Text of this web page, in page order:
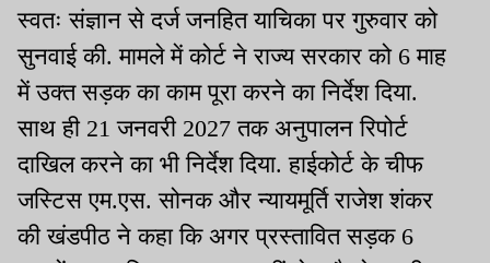
स्वतः संज्ञान से दर्ज जनहित याचिका पर गुरुवार को
सुनवाई की. मामले में कोर्ट ने राज्य सरकार को 6 माह
में उक्त सड़क का काम पूरा करने का निर्देश दिया.
साथ ही 21 जनवरी 2027 तक अनुपालन रिपोर्ट
दाखिल करने का भी निर्देश दिया. हाईकोर्ट के चीफ
जस्टिस एम.एस. सोनक और न्यायमूर्ति राजेश शंकर
की खंडपीठ ने कहा कि अगर प्रस्तावित सड़क 6